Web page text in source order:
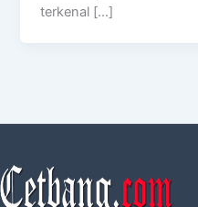
terkenal […]